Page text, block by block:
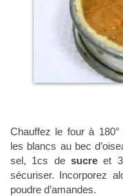
Chauffez le four à
les blancs au bec
sel, 1cs de sucreet
sécuriser. Incorporez
poudre d’amandes.